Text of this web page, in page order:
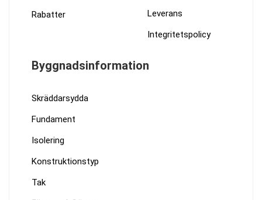
Rabatter
Leverans
Integritetspolicy
Byggnadsinformation
Skräddarsydda
Fundament
Isolering
Konstruktionstyp
Tak